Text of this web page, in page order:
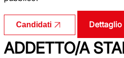
Candidati Dettaglio
ADDETTO/A